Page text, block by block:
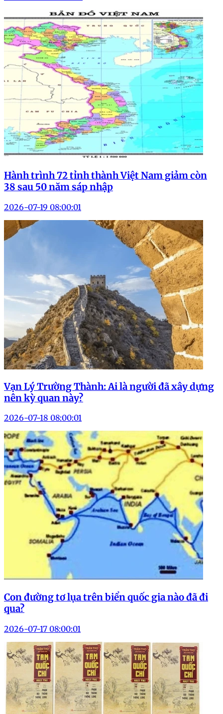
Hành trình 72 tỉnh thành Việt Nam giảm còn
38 sau 50 năm sáp nhập
2026-07-19 08:00:01
Vạn Lý Trường Thành: Ai là người đã xây dựng
nên kỳ quan này?
2026-07-18 08:00:01
Con đường tơ lụa trên biển quốc gia nào đã đi
qua?
2026-07-17 08:00:01